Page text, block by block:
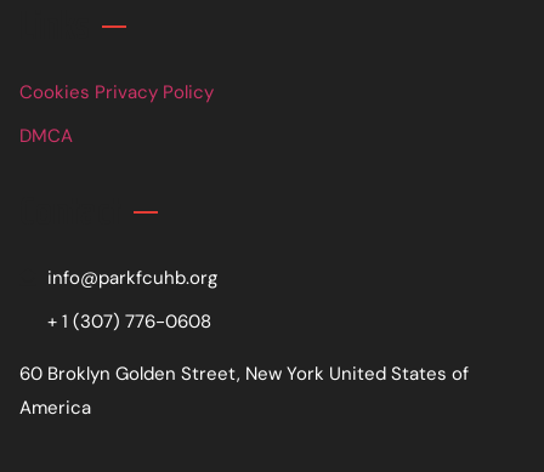
Cookies Privacy Policy
DMCA
info@parkfcuhb.org
+ 1 (307) 776-0608
60 Broklyn Golden Street, New York United States of
America